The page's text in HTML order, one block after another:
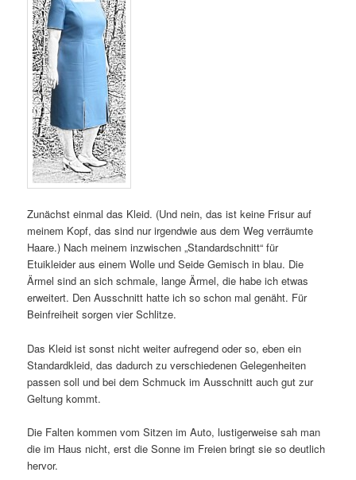
Zunächst einmal das Kleid. (Und nein, das ist keine Frisur auf
meinem Kopf, das sind nur irgendwie aus dem Weg verräumte
Haare.) Nach meinem inzwischen „Standardschnitt“ für
Etuikleider aus einem Wolle und Seide Gemisch in blau. Die
Ärmel sind an sich schmale, lange Ärmel, die habe ich etwas
erweitert. Den Ausschnitt hatte ich so schon mal genäht. Für
Beinfreiheit sorgen vier Schlitze.
Das Kleid ist sonst nicht weiter aufregend oder so, eben ein
Standardkleid, das dadurch zu verschiedenen Gelegenheiten
passen soll und bei dem Schmuck im Ausschnitt auch gut zur
Geltung kommt.
Die Falten kommen vom Sitzen im Auto, lustigerweise sah man
die im Haus nicht, erst die Sonne im Freien bringt sie so deutlich
hervor.